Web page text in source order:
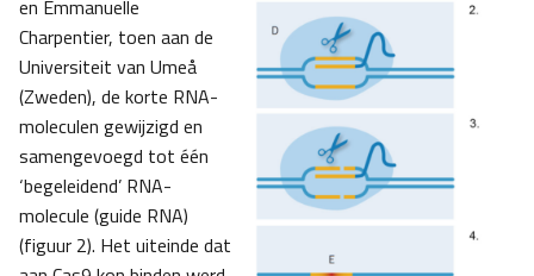
en Emmanuelle
Charpentier, toen aan de
Universiteit van Umeå
(Zweden), de korte RNA-
moleculen gewijzigd en
samengevoegd tot één
‘begeleidend’ RNA-
molecule (guide RNA)
(figuur 2). Het uiteinde dat